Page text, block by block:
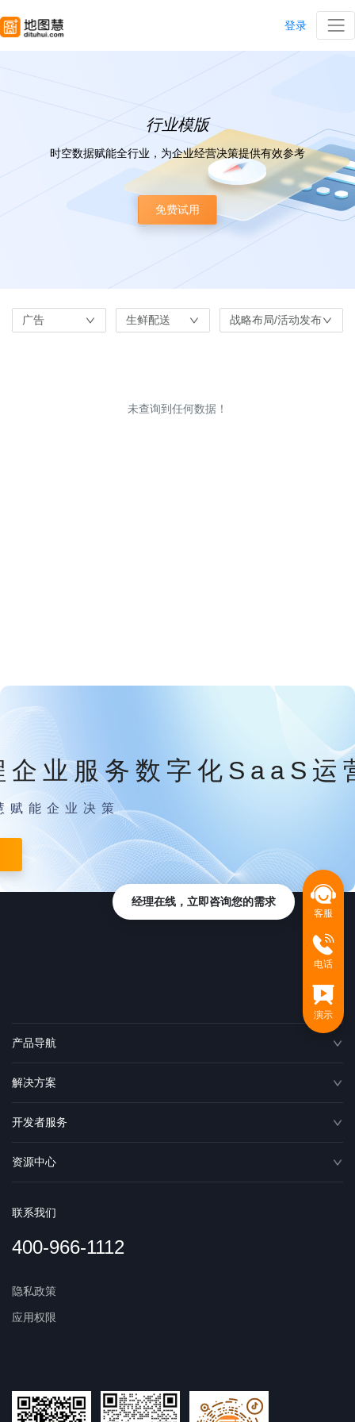
登录
行业模版
时空数据赋能全行业，为企业经营决策提供有效参考
免费试用
广告 生鲜配送 战略布局/活动发布
未查询到任何数据！
企业服务数字化SaaS运
赋能企业决策
产品导航
解决方案
开发者服务
资源中心
联系我们
400-966-1112
隐私政策
应用权限
客服
电话
演示
经理在线，立即咨询您的需求